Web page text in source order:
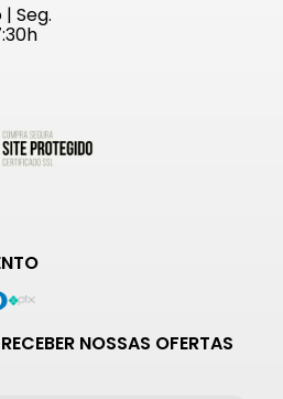
Seg.
NOSSAS OFERTAS